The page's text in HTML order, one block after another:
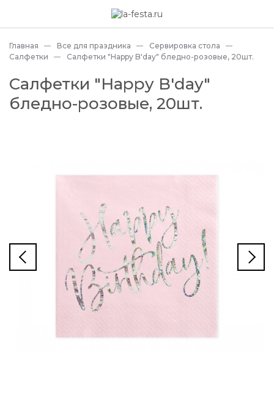
Главная Все для праздника
Сервировка стола
Салфетки
Салфетки "Happy B'day" бледно-розовые, 20шт.
Салфетки "Happy B'day"
бледно-розовые, 20шт.